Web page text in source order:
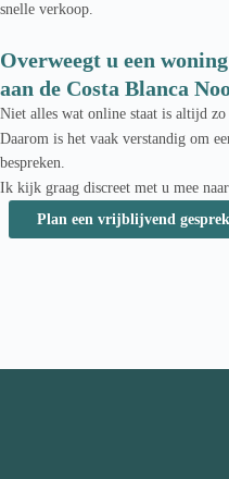
snelle verkoop.
Overweegt u een
aan de Costa Blanca
Niet alles wat online staat is altijd
Daarom is het vaak verstandig om
bespreken.
Ik kijk graag discreet met u mee
Plan een vrijblijvend